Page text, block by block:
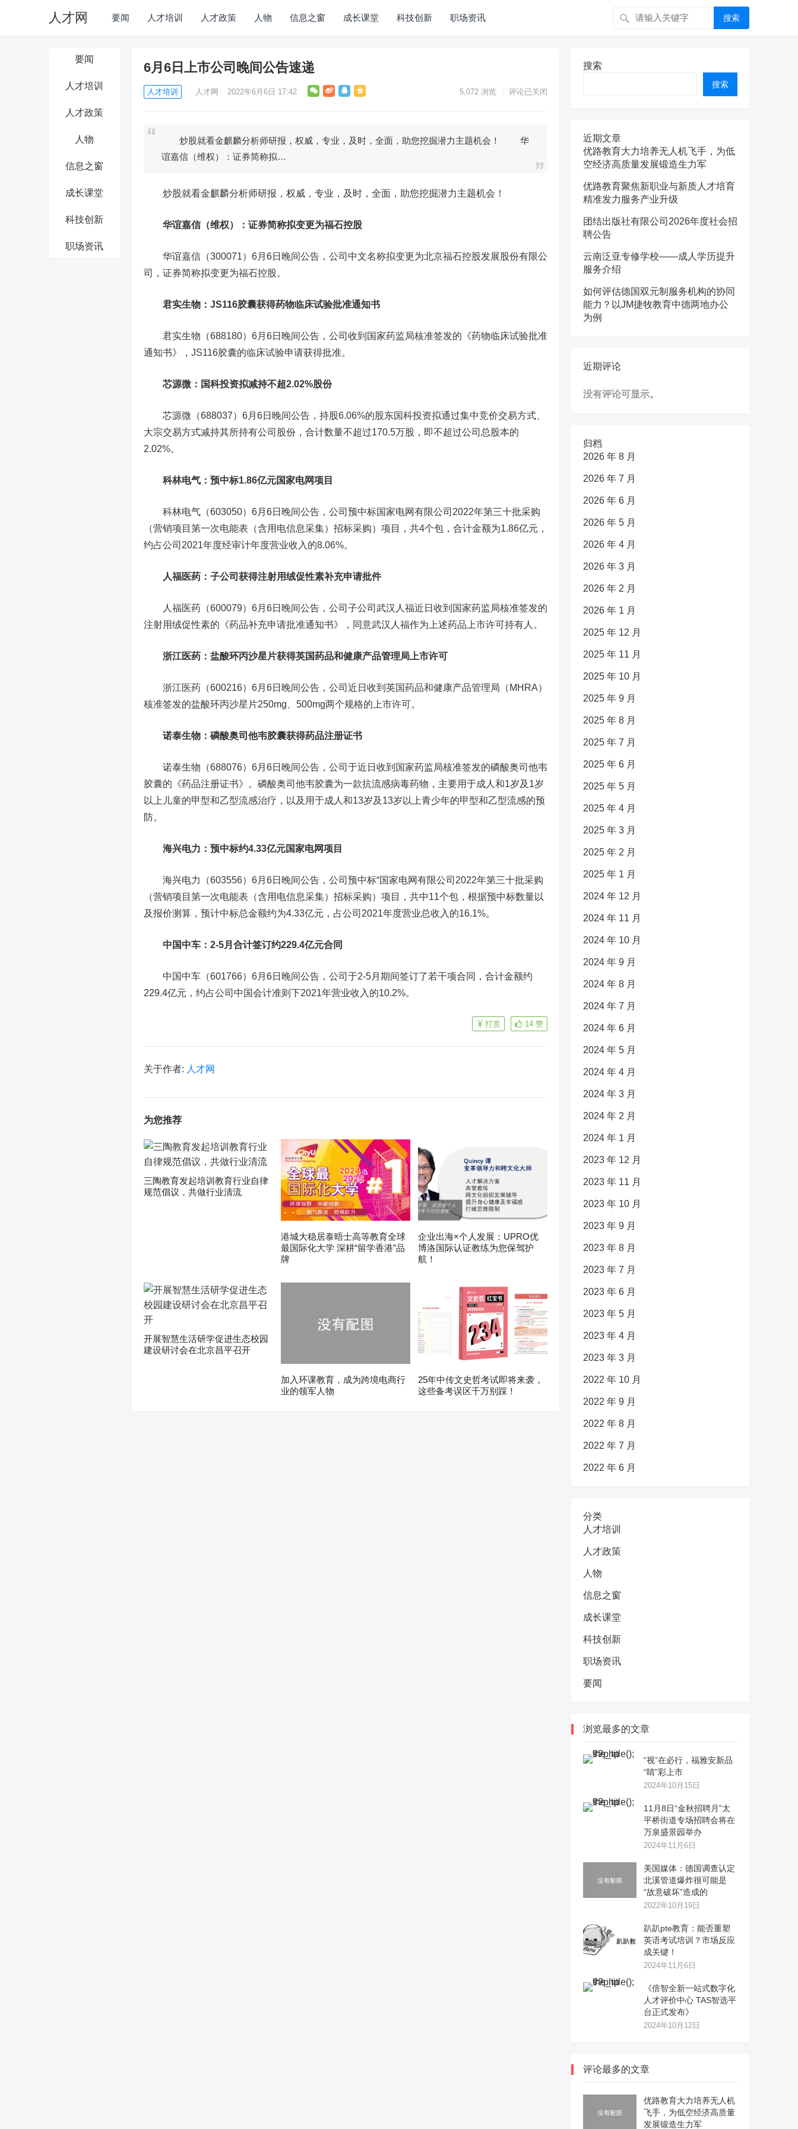
人才网 要闻 人才培训 人才政策 人物 信息之窗 成长课堂 科技创新 职场资讯 搜索
要闻
人才培训
人才政策
人物
信息之窗
成长课堂
科技创新
职场资讯
6月6日上市公司晚间公告速递
人才培训 人才网 2022年6月6日 17:42 5,072 浏览 评论已关闭
炒股就看金麒麟分析师研报，权威，专业，及时，全面，助您挖掘潜力主题机会！ 华
谊嘉信（维权）：证券简称拟…
炒股就看金麒麟分析师研报，权威，专业，及时，全面，助您挖掘潜力主题机会！
华谊嘉信（维权）：证券简称拟变更为福石控股
华谊嘉信（300071）6月6日晚间公告，公司中文名称拟变更为北京福石控股发展股份有限公
司，证券简称拟变更为福石控股。
君实生物 ：JS116胶囊获得药物临床试验批准通知书
君实生物（688180）6月6日晚间公告，公司收到国家药监局核准签发的《药物临床试验批准
通知书》，JS116胶囊的临床试验申请获得批准。
芯源微 ：国科投资拟减持不超2.02%股份
芯源微（688037）6月6日晚间公告，持股6.06%的股东国科投资拟通过集中竞价交易方式、
大宗交易方式减持其所持有公司股份，合计数量不超过170.5万股，即不超过公司总股本的
2.02%。
科林电气 ：预中标1.86亿元国家电网项目
科林电气（603050）6月6日晚间公告，公司预中标国家电网有限公司2022年第三十批采购
（营销项目第一次电能表（含用电信息采集）招标采购）项目，共4个包，合计金额为1.86亿元，
约占公司2021年度经审计年度营业收入的8.06%。
人福医药 ：子公司获得注射用绒促性素补充申请批件
人福医药（600079）6月6日晚间公告，公司子公司武汉人福近日收到国家药监局核准签发的
注射用绒促性素的《药品补充申请批准通知书》，同意武汉人福作为上述药品上市许可持有人。
浙江医药 ：盐酸环丙沙星片获得英国药品和健康产品管理局上市许可
浙江医药（600216）6月6日晚间公告，公司近日收到英国药品和健康产品管理局（MHRA）
核准签发的盐酸环丙沙星片250mg、500mg两个规格的上市许可。
诺泰生物 ：磷酸奥司他韦胶囊获得药品注册证书
诺泰生物（688076）6月6日晚间公告，公司于近日收到国家药监局核准签发的磷酸奥司他韦
胶囊的《药品注册证书》。磷酸奥司他韦胶囊为一款抗流感病毒药物，主要用于成人和1岁及1岁
以上儿童的甲型和乙型流感治疗，以及用于成人和13岁及13岁以上青少年的甲型和乙型流感的预
防。
海兴电力 ：预中标约4.33亿元国家电网项目
海兴电力（603556）6月6日晚间公告，公司预中标“国家电网有限公司2022年第三十批采购
（营销项目第一次电能表（含用电信息采集）招标采购）项目，共中11个包，根据预中标数量以
及报价测算，预计中标总金额约为4.33亿元，占公司2021年度营业总收入的16.1%。
中国中车 ：2-5月合计签订约229.4亿元合同
中国中车（601766）6月6日晚间公告，公司于2-5月期间签订了若干项合同，合计金额约
229.4亿元，约占公司中国会计准则下2021年营业收入的10.2%。
14 赞
打赏
关于作者: 人才网
为您推荐
三陶教育发起培训教育行业自律
规范倡议，共做行业清流
港城大稳居泰晤士高等教育全球
最国际化大学 深耕“留学香港”品
牌
企业出海×个人发展：UPRO优
博洛国际认证教练为您保驾护
航！
开展智慧生活研学促进生态校园
建设研讨会在北京昌平召开
加入环课教育，成为跨境电商行
业的领军人物
25年中传文史哲考试即将来袭，
这些备考误区千万别踩！
搜索
搜索
近期文章
优路教育大力培养无人机飞手，为低
空经济高质量发展锻造生力军
优路教育聚焦新职业与新质人才培育
精准发力服务产业升级
团结出版社有限公司2026年度社会招
聘公告
云南泛亚专修学校——成人学历提升
服务介绍
如何评估德国双元制服务机构的协同
能力？以JM捷牧教育中德两地办公
为例
近期评论
没有评论可显示。
归档
2026 年 8 月
2026 年 7 月
2026 年 6 月
2026 年 5 月
2026 年 4 月
2026 年 3 月
2026 年 2 月
2026 年 1 月
2025 年 12 月
2025 年 11 月
2025 年 10 月
2025 年 9 月
2025 年 8 月
2025 年 7 月
2025 年 6 月
2025 年 5 月
2025 年 4 月
2025 年 3 月
2025 年 2 月
2025 年 1 月
2024 年 12 月
2024 年 11 月
2024 年 10 月
2024 年 9 月
2024 年 8 月
2024 年 7 月
2024 年 6 月
2024 年 5 月
2024 年 4 月
2024 年 3 月
2024 年 2 月
2024 年 1 月
2023 年 12 月
2023 年 11 月
2023 年 10 月
2023 年 9 月
2023 年 8 月
2023 年 7 月
2023 年 6 月
2023 年 5 月
2023 年 4 月
2023 年 3 月
2022 年 10 月
2022 年 9 月
2022 年 8 月
2022 年 7 月
2022 年 6 月
分类
人才培训
人才政策
人物
信息之窗
成长课堂
科技创新
职场资讯
要闻
浏览最多的文章
“视”在必行，福雅安新品
“睛”彩上市
2024年10月15日
11月8日“金秋招聘月”太
平桥街道专场招聘会将在
万泉盛景园举办
2024年11月6日
美国媒体：德国调查认定
北溪管道爆炸很可能是
“故意破坏”造成的
2022年10月19日
趴趴pte教育：能否重塑
英语考试培训？市场反应
成关键！
2024年11月6日
《倍智全新一站式数字化
人才评价中心 TAS智选平
台正式发布》
2024年10月12日
评论最多的文章
优路教育大力培养无人机
飞手，为低空经济高质量
发展锻造生力军